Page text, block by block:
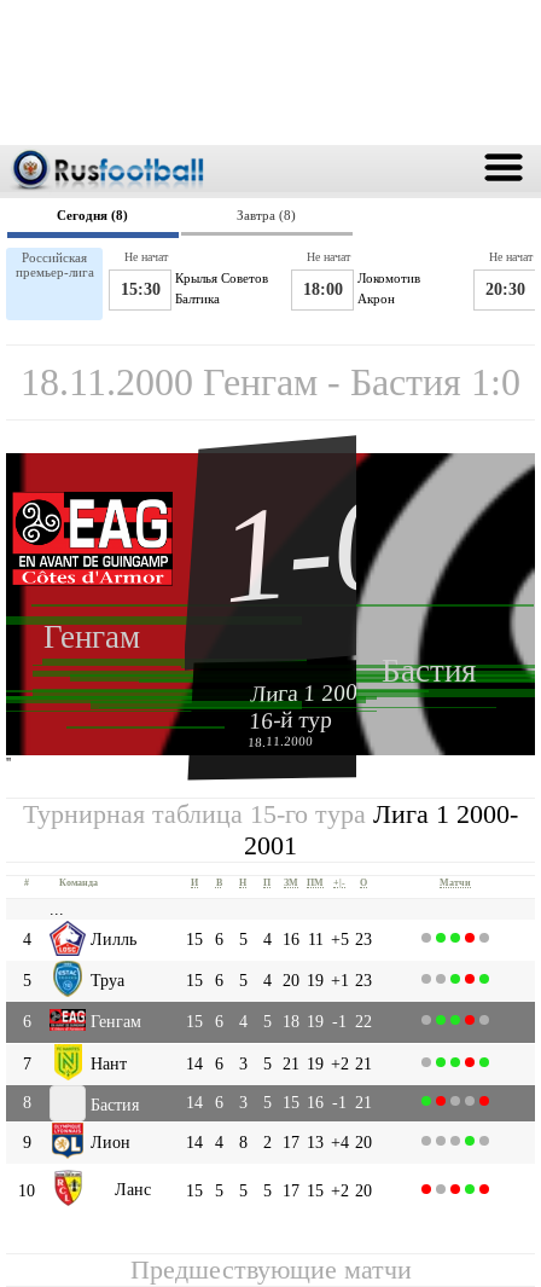
Сегодня (8) Завтра (8)
Российская
премьер-лига
Крылья Советов
15:30 Балтика
Не начат
Локомотив
18:00 Акрон
Не начат
20:30
Не начат
18.11.2000 Генгам - Бастия 1:0
Генгам
Бастия
1-0
Лига 1 2000-2001
16-й тур
18.11.2000
''
Турнирная таблица 15-го тура Лига 1 2000-
2001
# Команда И В Н П ЗМ ПМ +|- О Матчи
4
Лилль 15 6 5 4 16 11 +5 23
5 Труа 15 6 5 4 20 19 +1 23
6 Генгам 15 6 4 5 18 19 -1 22
7 Нант 14 6 3 5 21 19 +2 21
8
Бастия 14 6 3 5 15 16 -1 21
9 Лион 14 4 8 2 17 13 +4 20
10 Ланс 15 5 5 5 17 15 +2 20
Предшествующие матчи